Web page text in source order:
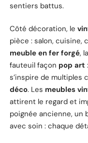
sentiers battus.
Côté décoration, le
pièce : salon, cuisine,
meuble en fer forgé,
fauteuil façon pop art
s’inspire de multiples
déco. Les meubles
attirent le regard et
poignée ancienne, un
avec soin : chaque